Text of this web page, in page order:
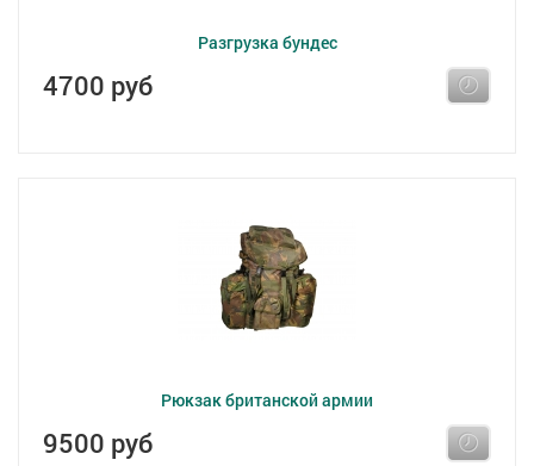
Разгрузка бундес
4700 руб
Рюкзак британской армии
9500 руб